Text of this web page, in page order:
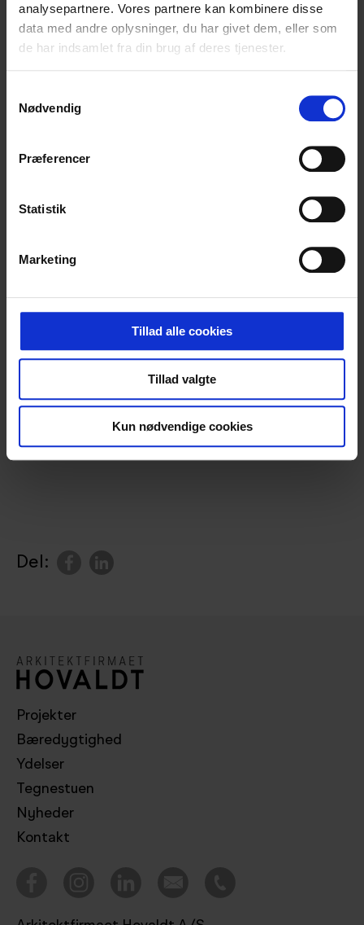
analysepartnere. Vores partnere kan kombinere disse
data med andre oplysninger, du har givet dem, eller som
de har indsamlet fra din brug af deres tjenester.
Nødvendig
Præferencer
Statistik
Marketing
Tillad alle cookies
Tillad valgte
Kun nødvendige cookies
Del:
Projekter
Bæredygtighed
Ydelser
Tegnestuen
Nyheder
Kontakt